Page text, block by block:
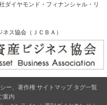
ダイヤモンド・フィナンシャル・リ
ス協会（ＪＣＢＡ）
ー、著作権 サイトマップ タグ一覧
案内